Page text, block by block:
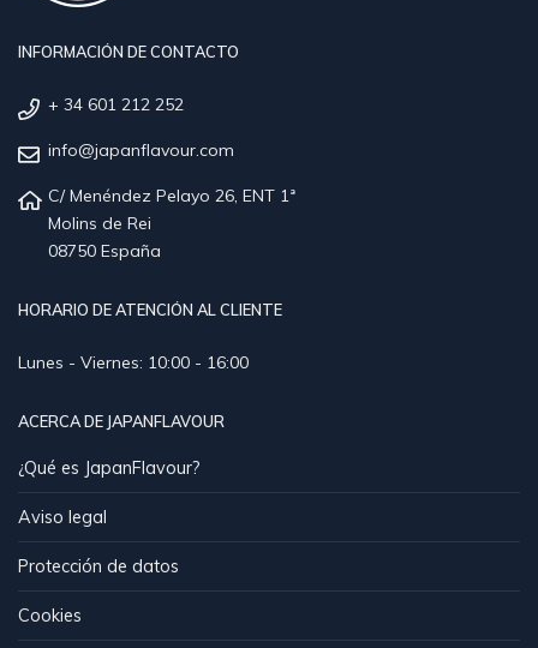
INFORMACIÓN DE CONTACTO
+ 34 601 212 252
info@japanflavour.com
C/ Menéndez Pelayo 26, ENT 1ª
Molins de Rei
08750 España
HORARIO DE ATENCIÓN AL CLIENTE
Lunes - Viernes: 10:00 - 16:00
ACERCA DE JAPANFLAVOUR
¿Qué es JapanFlavour?
Aviso legal
Protección de datos
Cookies